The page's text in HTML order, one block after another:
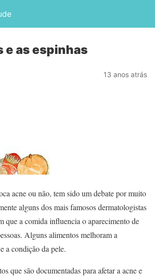
e as espinhas
13 anos atrás
acne ou não, tem sido um debate por muito
alguns dos mais famosos dermatologistas
que a comida influencia o aparecimento de
Alguns alimentos melhoram a
e a condição da pele.
que são documentadas para afetar a acne e